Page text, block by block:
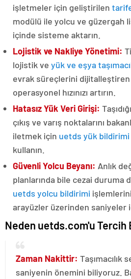
işletmeler için geliştirilen
modülü ile yolcu ve güzergah
içinde sisteme aktarın.
Lojistik ve Nakliye Yönetimi:
lojistik ve yük ve eşya
evrak süreçlerini
operasyonel hızınızı artırın.
Hatasız Yük Veri Girişi:
çıkış ve varış noktalarını
iletmek için uetds yük bildirimi
kullanın.
Güvenli Yolcu Beyanı: Anlık
planlarında bile cezai duruma
uetds yolcu bildirimi
arayüzler üzerinden saniyeler
Neden uetds.com'u Tercih
Zaman Nakittir:
saniyenin önemini biliyoruz.